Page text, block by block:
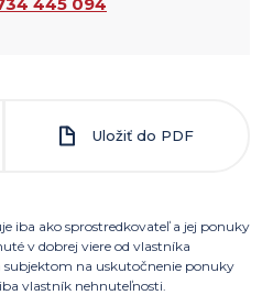
Uložiť do PDF
iba ako sprostredkovateľ a jej ponuky
v dobrej viere od vlastníka
na uskutočnenie ponuky
vlastník nehnuteľnosti.